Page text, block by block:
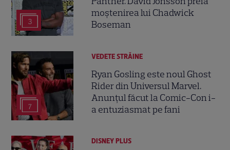
3
moștenirea lui Chadwick
Boseman
7
VEDETE STRĂINE
Ryan Gosling este noul Ghost
Rider din Universul Marvel.
Anunțul făcut la Comic-Con i-
a entuziasmat pe fani
DISNEY PLUS